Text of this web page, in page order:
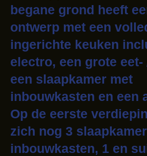
begane grond heeft
ontwerp met een
ingerichte keuken
electro, een grote eet-
een slaapkamer met
inbouwkasten en een
Op de eerste
zich nog 3
inbouwkasten, 1 en